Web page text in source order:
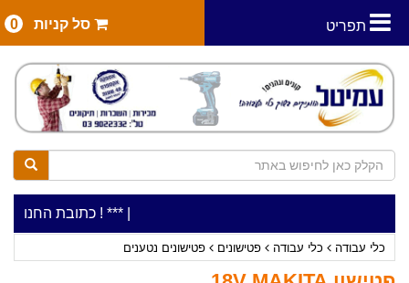
תפריט סל קניות 0
***כתובת החנות: רח' המלאכה 2, ביתן 8 (כניסה***כלי עבודה להשכרה בתעריף יומי משתלם ! ***
כלי עבודה כלי עבודה פטישונים פטישונים נטענים